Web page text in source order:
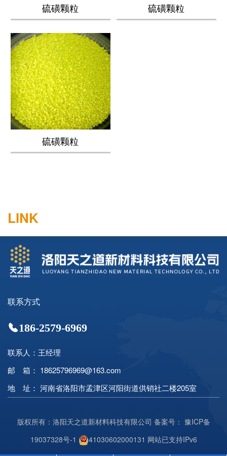
硫磺颗粒 硫磺颗粒
硫磺颗粒
LINK
联系方式
186-2579-6969
联系人：王经理
邮 箱： 18625796969@163.com
地 址： 河南省洛阳市孟津区河阳街道供销社二楼205室
版权所有：洛阳天之道新材料科技有限公司 备案号： 豫ICP备
19037328号-1
41030602000131 网站已支持IPv6